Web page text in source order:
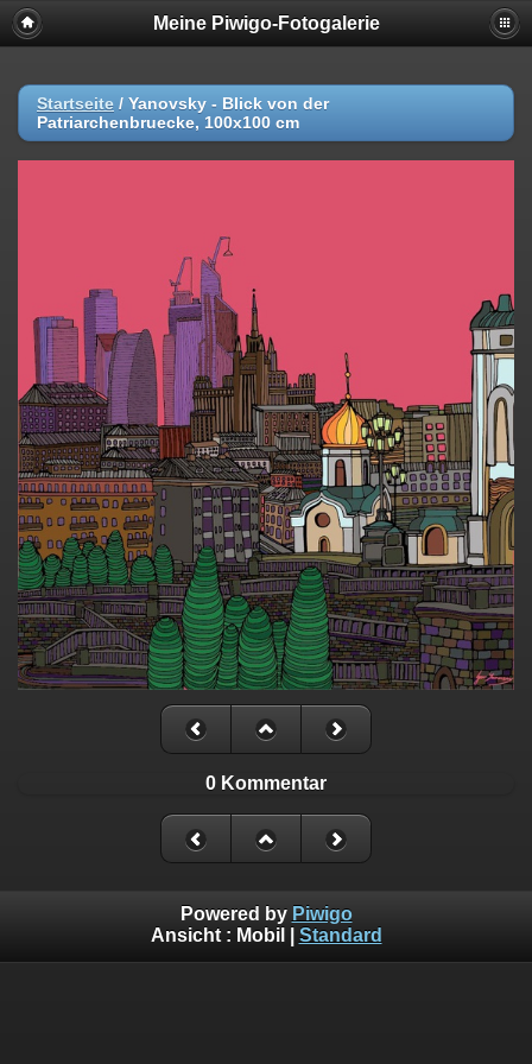
Meine Piwigo-Fotogalerie
Startseite / Yanovsky - Blick von der
Patriarchenbruecke, 100x100 cm
0 Kommentar
Powered by Piwigo
Ansicht : Mobil Standard